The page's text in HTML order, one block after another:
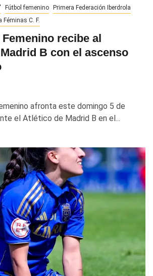
Fútbol femenino Primera Federación Iberdrola
Féminas C. F.
recibe al
B con el ascenso
afronta este domingo 5 de
el Atlético de Madrid B en el...